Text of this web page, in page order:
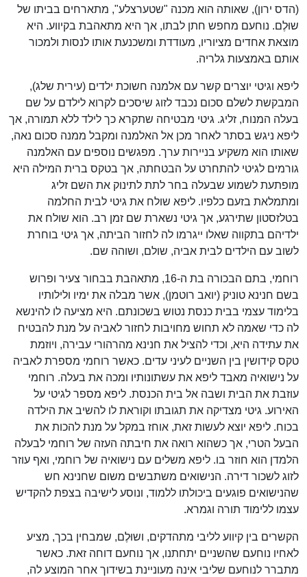
(הדס ירון), שאותה הוא מכנה "שטערצלע", מתארחים בביתו של
שוּלֶם. נוחעם מחפש חתן לבתו, אך היא מתאהבת בקיווע. היא
מוצאת אחדים מציוריו, מעודדת ומשכנעת אותו לנסות ולמכור
אותם באמצעות גלריה.
ליפא וגיטי יוצרים קשר עם אלמנה חשוכת ילדים (עירית שלג),
המבקשת לשלם סכום נכבד לזוג שיסכים לקרוא לילדם על שם
בעלה המנוח, זליג. גיטי מבטיחה שתקרא כך לילד ללא תמורה, אך
ליפא ניגש בסתר לאחר מכן אל האלמנה ומקבל ממנה סכום נאה,
שאותו הוא משקיע בניירות ערך. מפגשים נוספים עם האלמנה
גורמים לגיטי להתחרט על הבטחתה, אך בטקס ברית המילה היא
מופתעת לשמוע שבעלה בחר לתת לתינוק את השם זליג
ומתמלאת בזעם כלפיו. ליפא שולח את גיטי לבית החלמה
בטלזסטון שתירגע, אך גיטי נשארת שם זמן רב. הוא שולח את
ילדיהם בתקווה שאלו ייגרמו לה לחזור הביתה, אך גיטי בוחרת
לשוב עם הילדים לבית אביה, שולם, ושוהה שם.
רוחמי, בתם הבכורה בת ה-16, מתאהבת בבחור צעיר ופרוש
בשם חנינא טוניק (יואב רוטמן), אשר מבלה את ימיו ולילותיו
בלימוד עצמי בבית כנסת נטוש בשכונתם. היא מציעה לו להינשא
לה כדי שאמה לא תחוש מחויבות לחזור לאביה על מנת להבטיח
את עתידה היא, וכדי להציל את חנינא מהרהורי עבירה, ויוזמת
טקס קידושין בין השניים לעיני עדים. כאשר רוחמי מספרת לאביה
על נישואיה מאבד ליפא את עשתונותיו ומכה את בעלה. רוחמי
עוזבת את הבית ושבה אל בית הכנסת. ליפא מספר לגיטי על
האירוע. גיטי מצדיקה את תגובתו וקוראת לו להשיב את הילדה
בכוח. ליפא יוצא לעשות זאת, אוחז במקל על מנת להכות את
הבעל הטרי, אך כשהוא רואה את חיבתה העזה של רוחמי לבעלה
הלמדן הוא חוזר בו. ליפא משלים עם נישואיה של רוחמי, ואף עוזר
לזוג לשכור דירה. הנישואים משתבשים משום שחנינא חש
שהנישואים פוגעים ביכולתו ללמוד, ונוסע לישיבה בצפת להקדיש
עצמו ללימוד תורה וגמרא.
הקשרים בין קיווע לליבי מתהדקים, ושוּלֶם, שמבחין בכך, מציע
לאחיו נוחעם שהשניים יתחתנו, אך נוחעם דוחה זאת. כאשר
מתברר לנוחעם שליבי אינה מעוניינת בשידוך אחר המוצע לה,